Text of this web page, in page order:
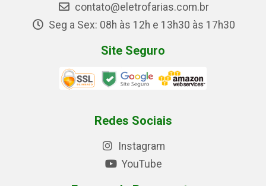
contato@eletrofarias.com.br
Seg a Sex: 08h às 12h e 13h30 às 17h30
Site Seguro
Redes Sociais
Instagram
YouTube